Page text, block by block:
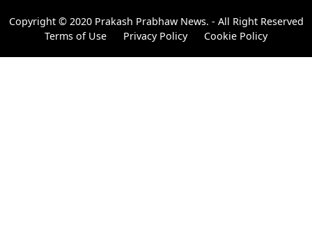
Copyright © 2020 Prakash Prabhaw News. - All Right Reserved
Terms of Use
Privacy Policy Cookie Policy